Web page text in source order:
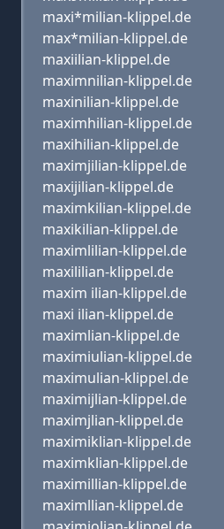
maxi*milian-klippel.de
max*milian-klippel.de
maxiilian-klippel.de
maximnilian-klippel.de
maxinilian-klippel.de
maximhilian-klippel.de
maxihilian-klippel.de
maximjilian-klippel.de
maxijilian-klippel.de
maximkilian-klippel.de
maxikilian-klippel.de
maximlilian-klippel.de
maxililian-klippel.de
maxim ilian-klippel.de
maxi ilian-klippel.de
maximlian-klippel.de
maximiulian-klippel.de
maximulian-klippel.de
maximijlian-klippel.de
maximjlian-klippel.de
maximiklian-klippel.de
maximklian-klippel.de
maximillian-klippel.de
maximllian-klippel.de